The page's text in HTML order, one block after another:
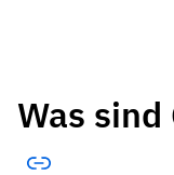
Was